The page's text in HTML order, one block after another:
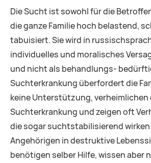
Die Sucht ist sowohl für die
die ganze Familie hoch belastend,
tabuisiert. Sie wird in
individuelles und moralisches
und nicht als behandlungs-
Suchterkrankung überfordert die
keine Unterstützung, verheimlichen
Suchterkrankung und zeigen oft
die sogar suchtstabilisierend
Angehörigen in destruktive
benötigen selber Hilfe, wissen aber